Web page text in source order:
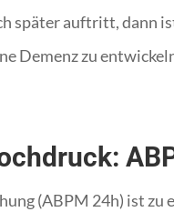
später auftritt, dann
Demenz zu
(ABPM 24h) ist zu